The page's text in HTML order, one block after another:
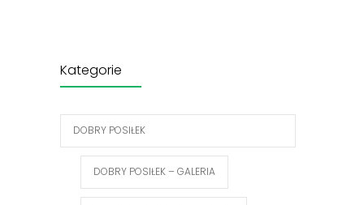
Kategorie
DOBRY POSIŁEK
DOBRY POSIŁEK – GALERIA